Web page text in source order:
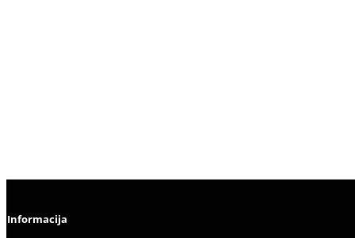
Informacija